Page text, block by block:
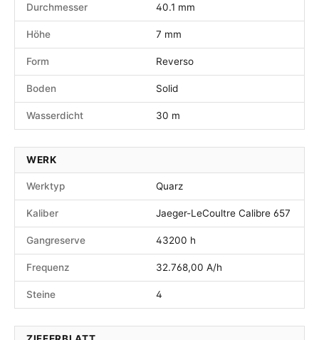
Durchmesser 40.1 mm
Höhe 7 mm
Form Reverso
Boden Solid
Wasserdicht 30 m
WERK
Werktyp Quarz
Kaliber Jaeger-LeCoultre Calibre 657
Gangreserve 43200 h
Frequenz 32.768,00 A/h
Steine 4